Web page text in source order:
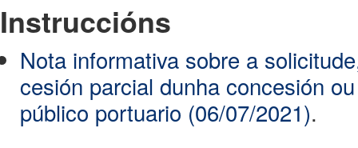
Instruccións
Nota informativa sobre a
cesión parcial dunha concesión
público portuario (06/07/2021).